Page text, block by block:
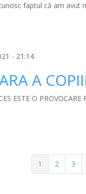
faptul că am
- 21:14.
A
ESTE O
Pagina
curentă
1 Pagina
2 3